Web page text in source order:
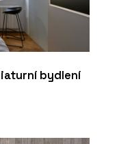
bydlení